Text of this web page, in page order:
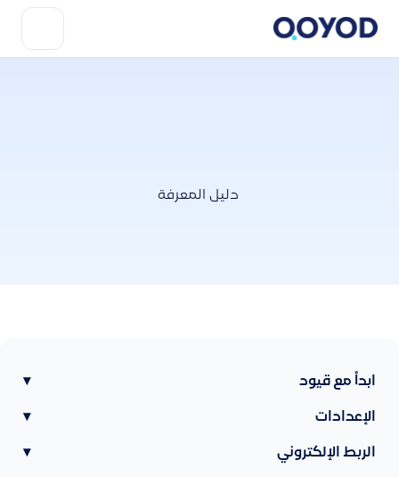
دليل المعرفة
ابدأ مع قيود ▾
الإعدادات ▾
الربط الإلكتروني ▾